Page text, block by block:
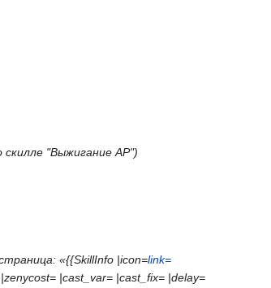
"Выжигание AP")
«{{SkillInfo |icon=link=
|cast_var= |cast_fix= |delay=